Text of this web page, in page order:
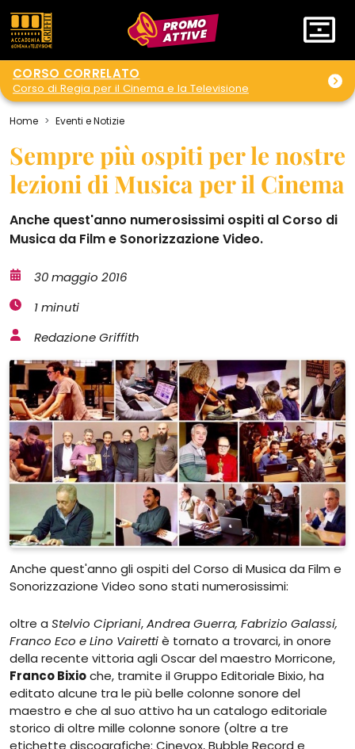
PROMO
ATTIVE
CORSO CORRELATO
Corso di Regia per il Cinema e la Televisione
Home Eventi e Notizie
Sempre più ospiti per le nostre
lezioni di Musica per il Cinema
Anche quest'anno numerosissimi ospiti al Corso di
Musica da Film e Sonorizzazione Video.
30 maggio 2016
1 minuti
Redazione Griffith
Anche quest'anno gli ospiti del Corso di Musica da Film e
Sonorizzazione Video sono stati numerosissimi:
oltre a Stelvio Cipriani,Andrea Guerra, Fabrizio Galassi,
Franco Eco e Lino Vairettiè tornato a trovarci, in onore
della recente vittoria agli Oscar del maestro Morricone,
Franco Bixioche, tramite il Gruppo Editoriale Bixio, ha
editato alcune tra le più belle colonne sonore del
maestro e che al suo attivo ha un catalogo editoriale
storico di oltre mille colonne sonore (oltre a tre
etichette discografiche: Cinevox, Bubble Record e